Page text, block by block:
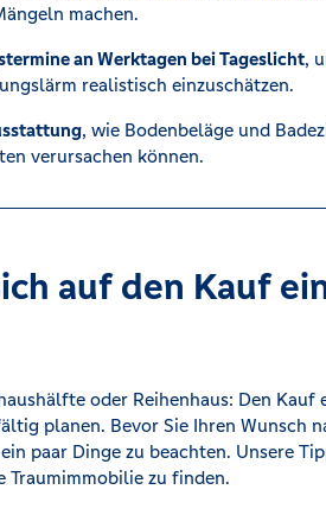
machen.
an Werktagen bei Tageslicht,
realistisch einzuschätzen.
, wie Bodenbeläge und
verursachen können.
auf den Kauf
oder Reihenhaus: Den Kauf
planen. Bevor Sie Ihren Wunsch
paar Dinge zu beachten. Unsere
Traumimmobilie zu finden.